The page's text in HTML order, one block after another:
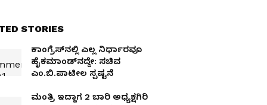
STORIES
ಕಾಂಗ್ರೆಸ್‌ನಲ್ಲಿ ಎಲ್ಲ ನಿರ್ಧಾರವೂ
ಹೈಕಮಾಂಡ್‌ನದ್ದೇ: ಸಚಿವ
ಎಂ.ಬಿ.ಪಾಟೀಲ ಸ್ಪಷ್ಟನೆ
ಮಂತ್ರಿ ಇದ್ದಾಗ 2 ಬಾರಿ ಅಧ್ಯಕ್ಷಗಿರಿ